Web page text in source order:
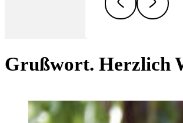
Grußwort. Herzlich